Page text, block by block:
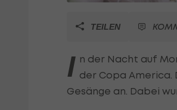
TEILEN
I n der Nacht auf
der Copa America.
Gesänge an. Dabei